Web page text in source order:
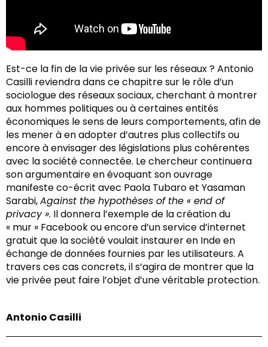
Est-ce la fin de la vie privée sur les réseaux ? Antonio
Casilli reviendra dans ce chapitre sur le rôle d’un
sociologue des réseaux sociaux, cherchant à montrer
aux hommes politiques ou à certaines entités
économiques le sens de leurs comportements, afin de
les mener à en adopter d’autres plus collectifs ou
encore à envisager des législations plus cohérentes
avec la société connectée. Le chercheur continuera
son argumentaire en évoquant son ouvrage
manifeste co-écrit avec Paola Tubaro et Yasaman
Sarabi,Against the hypothèses of the « end of
privacy ». Il donnera l’exemple de la création du
« mur » Facebook ou encore d’un service d’internet
gratuit que la société voulait instaurer en Inde en
échange de données fournies par les utilisateurs. A
travers ces cas concrets, il s’agira de montrer que la
vie privée peut faire l’objet d’une véritable protection.
Antonio Casilli